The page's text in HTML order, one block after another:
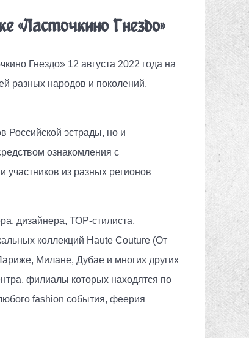
«Ласточкино Гнездо»
Гнездо» 12 августа 2022 года на
разных народов и поколений,
Российской эстрады, но и
ознакомления с
участников из разных регионов
дизайнера, ТОР-стилиста,
коллекций Haute Couture (От
Милане, Дубае и многих других
филиалы которых находятся по
fashion события, феерия